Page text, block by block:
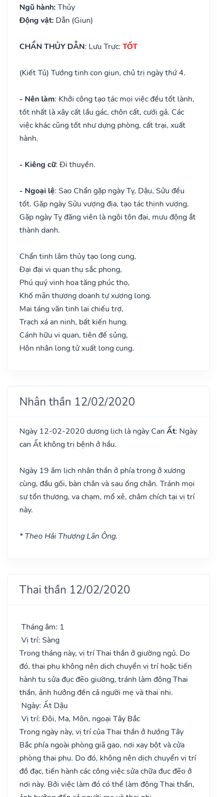
Ngũ hành: Thủy
Động vật: Dẫn (Giun)
CHẨN THỦY DẪN: Lưu Trực: TỐT
(Kiết Tú) Tướng tinh con giun, chủ trị ngày thứ 4.
- Nên làm: Khởi công tạo tác mọi việc đều tốt lành,
tốt nhất là xây cất lầu gác, chôn cất, cưới gả. Các
việc khác cũng tốt như dựng phòng, cất trại, xuất
hành.
- Kiêng cữ: Đi thuyền.
- Ngoại lệ: Sao Chẩn gặp ngày Tỵ, Dậu, Sửu đều
tốt. Gặp ngày Sửu vượng địa, tạo tác thịnh vượng.
Gặp ngày Tỵ đăng viên là ngôi tôn đại, mưu động ắt
thành danh.
Chẩn tinh lâm thủy tạo long cung,
Đại đại vi quan thụ sắc phong,
Phú quý vinh hoa tăng phúc thọ,
Khố mãn thương doanh tự xương long.
Mai táng văn tinh lai chiếu trợ,
Trạch xá an ninh, bất kiến hung.
Cánh hữu vi quan, tiên đế sủng,
Hôn nhân long tử xuất long cung.
Nhân thần 12/02/2020
Ngày 12-02-2020 dương lịch là ngày Can Ất: Ngày
can Ất không trị bệnh ở hầu.
Ngày 19 âm lịch nhân thần ở phía trong ở xương
cùng, đầu gối, bàn chân và sau ống chân. Tránh mọi
sự tổn thương, va chạm, mổ xẻ, châm chích tại vị trí
này.
* Theo Hải Thượng Lãn Ông.
Thai thần 12/02/2020
Tháng âm: 1
Vị trí: Sàng
Trong tháng này, vị trí Thai thần ở giường ngủ. Do
đó, thai phụ không nên dịch chuyển vị trí hoặc tiến
hành tu sửa đục đẽo giường, tránh làm động Thai
thần, ảnh hưởng đến cả người mẹ và thai nhi.
Ngày: Ất Dậu
Vị trí: Đôi, Ma, Môn, ngoại Tây Bắc
Trong ngày này, vị trí của Thai thần ở hướng Tây
Bắc phía ngoài phòng giã gạo, nơi xay bột và cửa
phòng thai phụ. Do đó, không nên dịch chuyển vị trí
đồ đạc, tiến hành các công việc sửa chữa đục đẽo ở
nơi này. Bởi việc làm đó có thể làm động Thai thần,